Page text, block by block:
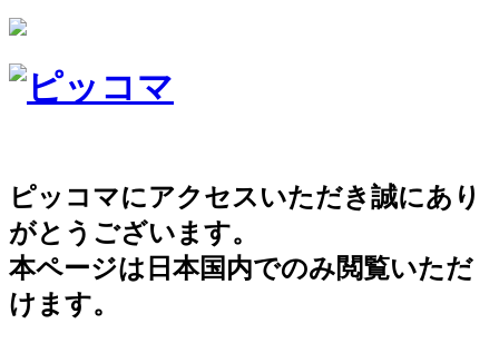
ピッコマにアクセスいただき誠にあり
がとうございます。
本ページは日本国内でのみ閲覧いただ
けます。